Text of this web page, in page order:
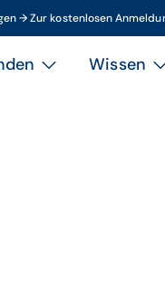
→ Zur kostenlosen
Wissen